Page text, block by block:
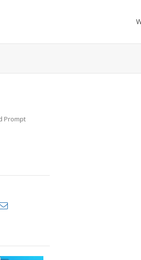
Prompt